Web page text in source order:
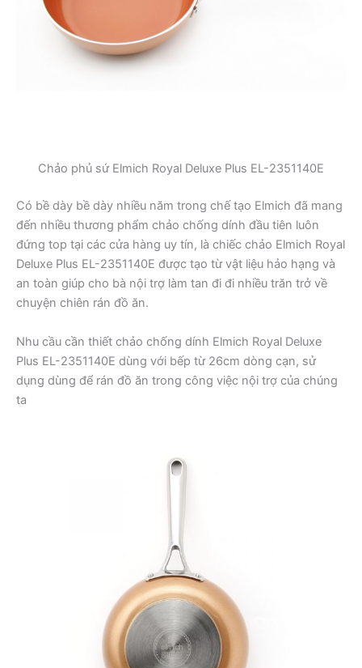
Chảo phủ sứ Elmich Royal Deluxe Plus EL-2351140E
Có bề dày bề dày nhiều năm trong chế tạo Elmich đã mang
đến nhiều thương phẩm chảo chống dính đầu tiên luôn
đứng top tại các cửa hàng uy tín, là chiếc chảo Elmich Royal
Deluxe Plus EL-2351140E được tạo từ vật liệu hảo hạng và
an toàn giúp cho bà nội trợ làm tan đi đi nhiều trăn trở về
chuyện chiên rán đồ ăn.
Nhu cầu cần thiết chảo chống dính Elmich Royal Deluxe
Plus EL-2351140E dùng với bếp từ 26cm dòng cạn, sử
dụng dùng để rán đồ ăn trong công việc nội trợ của chúng
ta